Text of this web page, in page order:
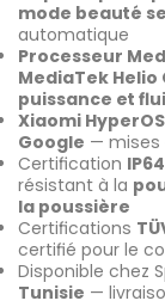
mode beauté
automatique
Processeur
MediaTek Helio
puissance et
Xiaomi
Google — mises
Certification IP64
résistant à la
la poussière
Certifications
certifié pour le
Disponible chez
Tunisie —